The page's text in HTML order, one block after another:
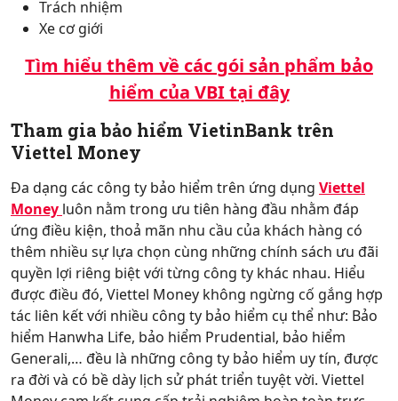
Trách nhiệm
Xe cơ giới
Tìm hiểu thêm về các gói sản phẩm bảo
hiểm của VBI tại đây
Tham gia bảo hiểm VietinBank trên
Viettel Money
Đa dạng các công ty bảo hiểm trên ứng dụng Viettel
Money luôn nằm trong ưu tiên hàng đầu nhằm đáp
ứng điều kiện, thoả mãn nhu cầu của khách hàng có
thêm nhiều sự lựa chọn cùng những chính sách ưu đãi
quyền lợi riêng biệt với từng công ty khác nhau. Hiểu
được điều đó, Viettel Money không ngừng cố gắng hợp
tác liên kết với nhiều công ty bảo hiểm cụ thể như: Bảo
hiểm Hanwha Life, bảo hiểm Prudential, bảo hiểm
Generali,… đều là những công ty bảo hiểm uy tín, được
ra đời và có bề dày lịch sử phát triển tuyệt vời. Viettel